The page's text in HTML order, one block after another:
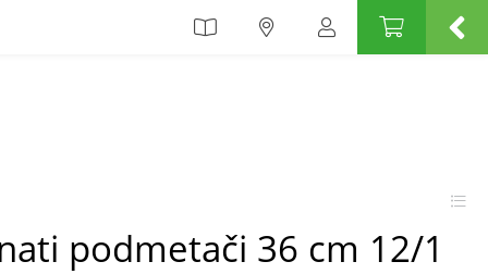
podmetači 36 cm 12/1